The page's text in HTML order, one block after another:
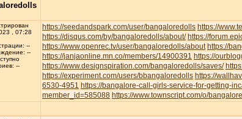
, 07:28
--
--
--
https://seedandspark.com/user/bangaloredolls https://
https://disqus.com/by/bangaloredolls/about/ https://
https://www.openrec.tv/user/bangaloredolls/about https://
https://janjaonline.mn.co/members/14900391 https://
https://www.designspiration.com/bangaloredolls/saves/
https://experiment.com/users/bbangaloredolls https://
6530-4951 https://bangalore-call-girls-service-for-getting-
member_id=585088 https://www.townscript.com/o/